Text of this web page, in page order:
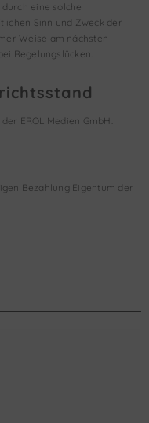
eine solche
Sinn und Zweck der
Weise am nächsten
Regelungslücken.
EROL Medien GmbH.
Bezahlung Eigentum der